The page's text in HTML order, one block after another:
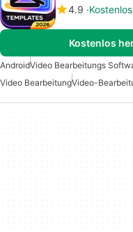
4.9 Kostenlos
Kostenlos
AndroidVideo Bearbeitungs
Video BearbeitungVideo-